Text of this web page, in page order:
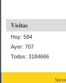
Visitas
Hoy: 584
Ayer: 707
Todos: 3184666